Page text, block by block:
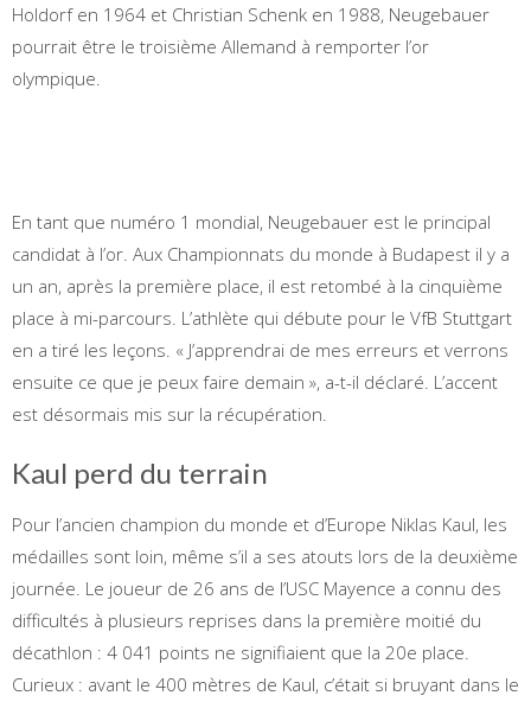
Holdorf en 1964 et Christian Schenk en 1988, Neugebauer
pourrait être le troisième Allemand à remporter l’or
olympique.
En tant que numéro 1 mondial, Neugebauer est le principal
candidat à l’or. Aux Championnats du monde à Budapest il y a
un an, après la première place, il est retombé à la cinquième
place à mi-parcours. L’athlète qui débute pour le VfB Stuttgart
en a tiré les leçons. « J’apprendrai de mes erreurs et verrons
ensuite ce que je peux faire demain », a-t-il déclaré. L’accent
est désormais mis sur la récupération.
Kaul perd du terrain
Pour l’ancien champion du monde et d’Europe Niklas Kaul, les
médailles sont loin, même s’il a ses atouts lors de la deuxième
journée. Le joueur de 26 ans de l’USC Mayence a connu des
difficultés à plusieurs reprises dans la première moitié du
décathlon : 4 041 points ne signifiaient que la 20e place.
Curieux : avant le 400 mètres de Kaul, c’était si bruyant dans le